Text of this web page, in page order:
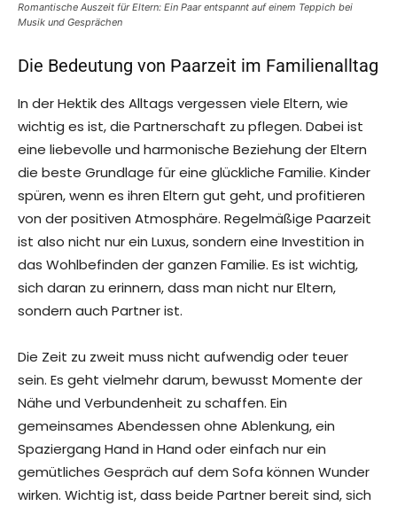
Romantische Auszeit für Eltern: Ein Paar entspannt auf einem Teppich bei
Musik und Gesprächen
Die Bedeutung von Paarzeit im Familienalltag
In der Hektik des Alltags vergessen viele Eltern, wie
wichtig es ist, die Partnerschaft zu pflegen. Dabei ist
eine liebevolle und harmonische Beziehung der Eltern
die beste Grundlage für eine glückliche Familie. Kinder
spüren, wenn es ihren Eltern gut geht, und profitieren
von der positiven Atmosphäre. Regelmäßige Paarzeit
ist also nicht nur ein Luxus, sondern eine Investition in
das Wohlbefinden der ganzen Familie. Es ist wichtig,
sich daran zu erinnern, dass man nicht nur Eltern,
sondern auch Partner ist.
Die Zeit zu zweit muss nicht aufwendig oder teuer
sein. Es geht vielmehr darum, bewusst Momente der
Nähe und Verbundenheit zu schaffen. Ein
gemeinsames Abendessen ohne Ablenkung, ein
Spaziergang Hand in Hand oder einfach nur ein
gemütliches Gespräch auf dem Sofa können Wunder
wirken. Wichtig ist, dass beide Partner bereit sind, sich